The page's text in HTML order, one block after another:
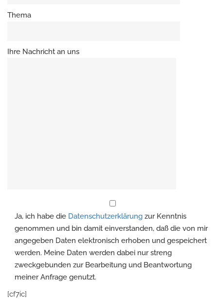
Thema
Ihre Nachricht an uns
Ja, ich habe die Datenschutzerklärung zur Kenntnis
genommen und bin damit einverstanden, daß die von mir
angegeben Daten elektronisch erhoben und gespeichert
werden. Meine Daten werden dabei nur streng
zweckgebunden zur Bearbeitung und Beantwortung
meiner Anfrage genutzt.
Please leave this field empty.
[cf7ic]